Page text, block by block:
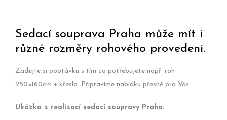
Sedací souprava Praha může mít i
různé rozměry rohového provedení.
Zadejte si poptávku s tím co potřebujete např. roh
250×160cm + křeslo. Připravíme nabídku přesně pro Vás.
Ukázka z realizací sedací soupravy Praha: